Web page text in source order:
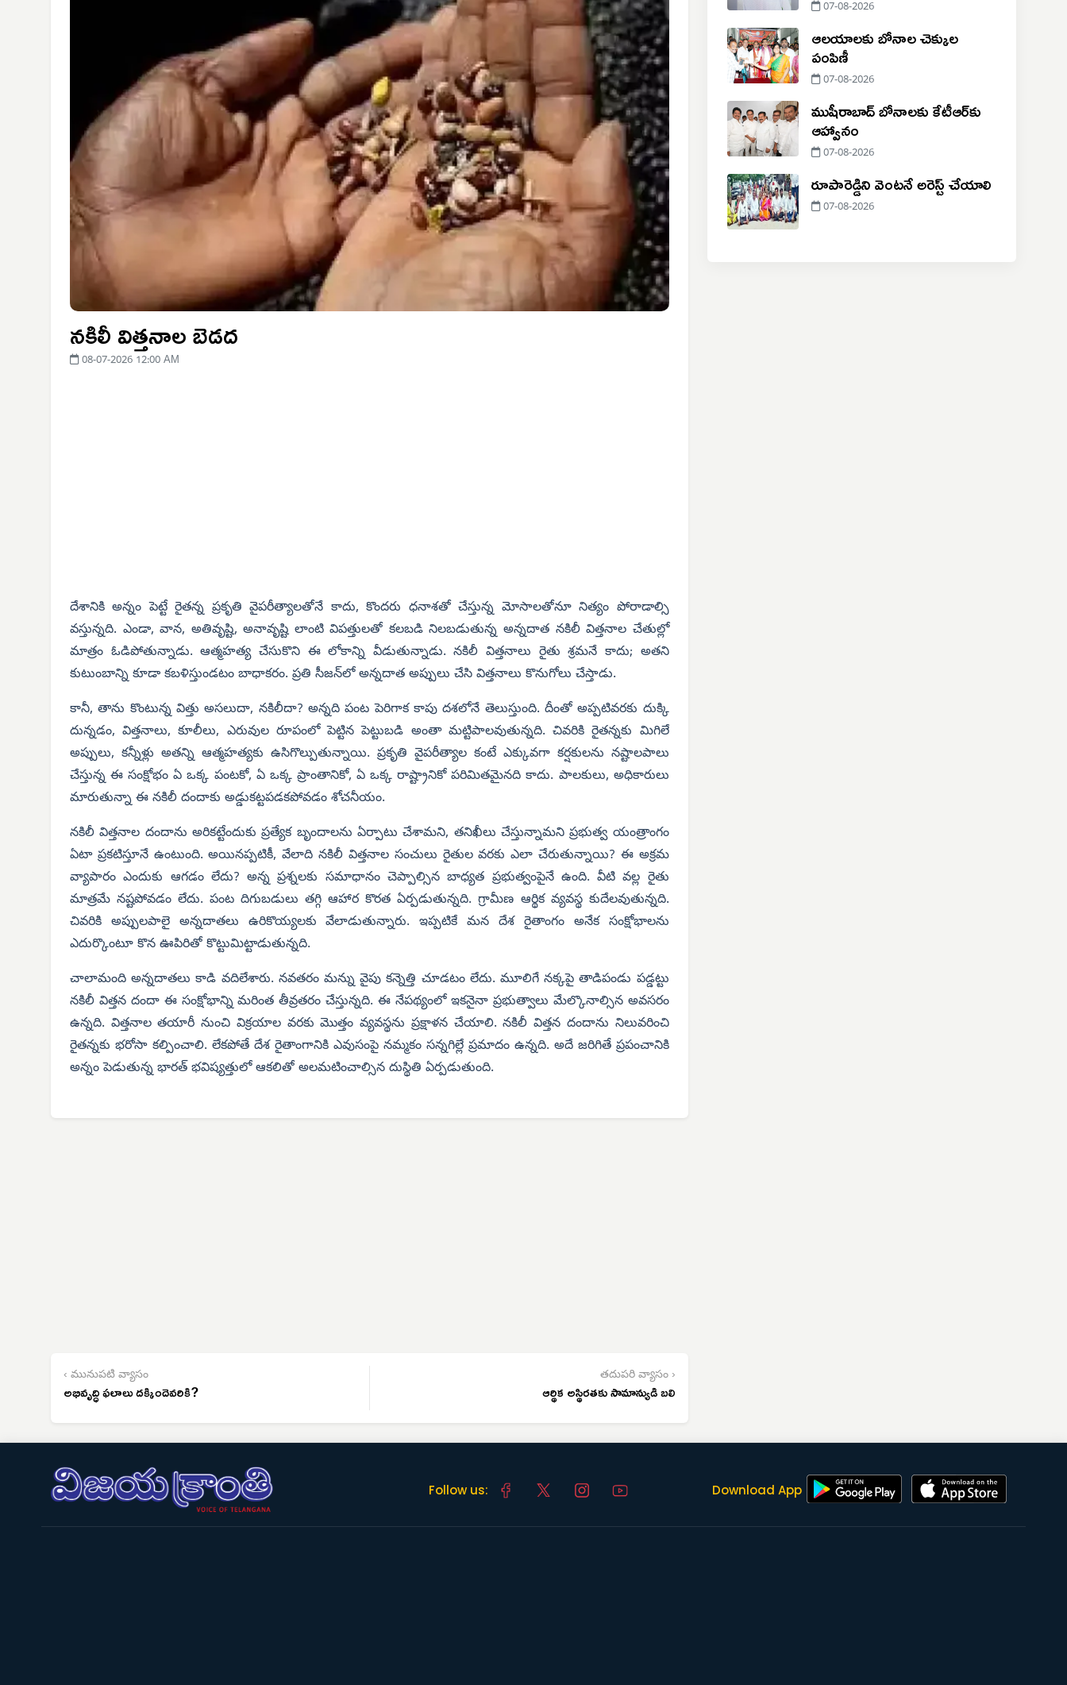
నకిలీ విత్తనాల బెడద
08-07-2026 12:00 AM
దేశానికి అన్నం పెట్టే రైతన్న ప్రకృతి వైపరీత్యాలతోనే కాదు, కొందరు ధనాశతో చేస్తున్న మోసాలతోనూ నిత్యం పోరాడాల్సి
వస్తున్నది. ఎండా, వాన, అతివృష్టి, అనావృష్టి లాంటి విపత్తులతో కలబడి నిలబడుతున్న అన్నదాత నకిలీ విత్తనాల చేతుల్లో
మాత్రం ఓడిపోతున్నాడు. ఆత్మహత్య చేసుకొని ఈ లోకాన్ని వీడుతున్నాడు. నకిలీ విత్తనాలు రైతు శ్రమనే కాదు; అతని
కుటుంబాన్ని కూడా కబళిస్తుండటం బాధాకరం. ప్రతి సీజన్‌లో అన్నదాత అప్పులు చేసి విత్తనాలు కొనుగోలు చేస్తాడు.
కానీ, తాను కొంటున్న విత్తు అసలుదా, నకిలీదా? అన్నది పంట పెరిగాక కాపు దశలోనే తెలుస్తుంది. దీంతో అప్పటివరకు దుక్కి
దున్నడం, విత్తనాలు, కూలీలు, ఎరువుల రూపంలో పెట్టిన పెట్టుబడి అంతా మట్టిపాలవుతున్నది. చివరికి రైతన్నకు మిగిలే
అప్పులు, కన్నీళ్లు అతన్ని ఆత్మహత్యకు ఉసిగొల్పుతున్నాయి. ప్రకృతి వైపరీత్యాల కంటే ఎక్కువగా కర్షకులను నష్టాలపాలు
చేస్తున్న ఈ సంక్షోభం ఏ ఒక్క పంటకో, ఏ ఒక్క ప్రాంతానికో, ఏ ఒక్క రాష్ట్రానికో పరిమితమైనది కాదు. పాలకులు, అధికారులు
మారుతున్నా ఈ నకిలీ దందాకు అడ్డుకట్టపడకపోవడం శోచనీయం.
నకిలీ విత్తనాల దందాను అరికట్టేందుకు ప్రత్యేక బృందాలను ఏర్పాటు చేశామని, తనిఖీలు చేస్తున్నామని ప్రభుత్వ యంత్రాంగం
ఏటా ప్రకటిస్తూనే ఉంటుంది. అయినప్పటికీ, వేలాది నకిలీ విత్తనాల సంచులు రైతుల వరకు ఎలా చేరుతున్నాయి? ఈ అక్రమ
వ్యాపారం ఎందుకు ఆగడం లేదు? అన్న ప్రశ్నలకు సమాధానం చెప్పాల్సిన బాధ్యత ప్రభుత్వంపైనే ఉంది. వీటి వల్ల రైతు
మాత్రమే నష్టపోవడం లేదు. పంట దిగుబడులు తగ్గి ఆహార కొరత ఏర్పడుతున్నది. గ్రామీణ ఆర్థిక వ్యవస్థ కుదేలవుతున్నది.
చివరికి అప్పులపాలై అన్నదాతలు ఉరికొయ్యలకు వేలాడుతున్నారు. ఇప్పటికే మన దేశ రైతాంగం అనేక సంక్షోభాలను
ఎదుర్కొంటూ కొన ఊపిరితో కొట్టుమిట్టాడుతున్నది.
చాలామంది అన్నదాతలు కాడి వదిలేశారు. నవతరం మన్ను వైపు కన్నెత్తి చూడటం లేదు. మూలిగే నక్కపై తాడిపండు పడ్డట్టు
నకిలీ విత్తన దందా ఈ సంక్షోభాన్ని మరింత తీవ్రతరం చేస్తున్నది. ఈ నేపథ్యంలో ఇకనైనా ప్రభుత్వాలు మేల్కొనాల్సిన అవసరం
ఉన్నది. విత్తనాల తయారీ నుంచి విక్రయాల వరకు మొత్తం వ్యవస్థను ప్రక్షాళన చేయాలి. నకిలీ విత్తన దందాను నిలువరించి
రైతన్నకు భరోసా కల్పించాలి. లేకపోతే దేశ రైతాంగానికి ఎవుసంపై నమ్మకం సన్నగిల్లే ప్రమాదం ఉన్నది. అదే జరిగితే ప్రపంచానికి
అన్నం పెడుతున్న భారత్ భవిష్యత్తులో ఆకలితో అలమటించాల్సిన దుస్థితి ఏర్పడుతుంది.
‹ మునుపటి వ్యాసం
అభివృద్ధి ఫలాలు దక్కిందెవరికి?
తదుపరి వ్యాసం ›
ఆర్థిక అస్థిరతకు సామాన్యుడి బలి
07-08-2026
ఆలయాలకు బోనాల చెక్కుల
పంపిణీ
07-08-2026
ముషీరాబాద్ బోనాలకు కేటీఆర్‌కు
ఆహ్వానం
07-08-2026
రూపారెడ్డిని వెంటనే అరెస్ట్ చేయాలి
07-08-2026
Follow us: Download App